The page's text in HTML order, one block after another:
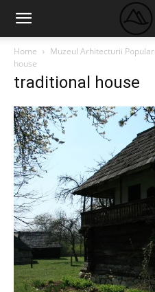
Home Muzeul Arhitecturii
house
traditional house